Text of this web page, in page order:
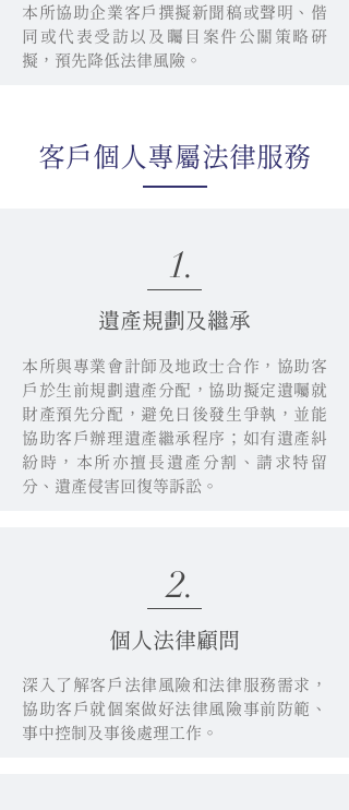
本所協助企業客戶撰擬新聞稿或聲明、偕
同或代表受訪以及矚目案件公關策略研
擬，預先降低法律風險。
​客戶個人專屬法律服務
1.
遺產規劃及繼承
本所與專業會計師及地政士合作，協助客
戶於生前規劃遺產分配，協助擬定遺囑就
財產預先分配，避免日後發生爭執，並能
協助客戶辦理遺產繼承程序；如有遺產糾
紛時，本所亦擅長遺產分割、請求特留
分、遺產侵害回復等訴訟。
2.
個人法律顧問
深入了解客戶法律風險和法律服務需求，
協助客戶就個案做好法律風險事前防範、
事中控制及事後處理工作。